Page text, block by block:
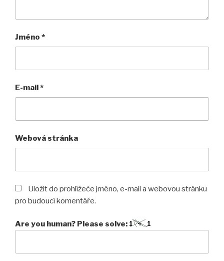
Jméno *
E-mail*
Webová stránka
Uložit do prohlížeče jméno, e-mail a webovou stránku
pro budoucí komentáře.
Are you human? Please solve: